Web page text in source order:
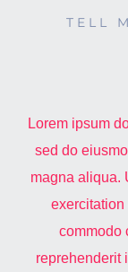
TELL
Lorem ipsum
sed do
magna aliqua.
commodo
reprehenderit